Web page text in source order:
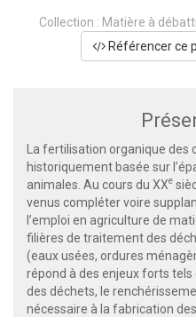
Collection : Matière à
Référencer ce
La fertilisation organique
historiquement basée sur
animales. Au cours du XXe
venus compléter voire
l’emploi en agriculture de
filières de traitement des
(eaux usées, ordures
répond à des enjeux forts tels
des déchets, le
nécessaire à la fabrication